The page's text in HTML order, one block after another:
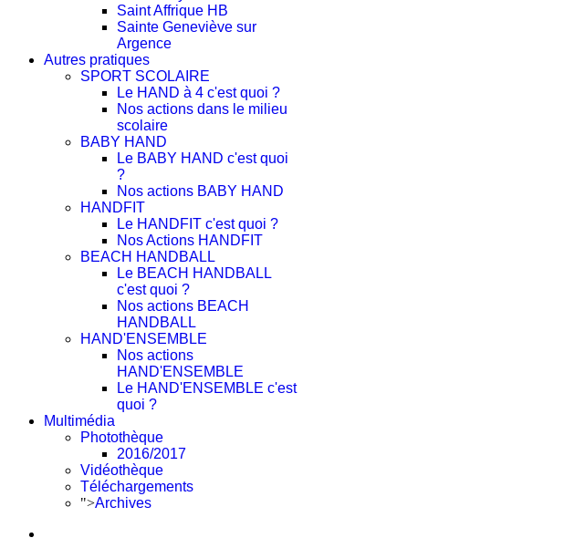
Saint Affrique HB
Sainte Geneviève sur
Argence
Autres pratiques
SPORT SCOLAIRE
Le HAND à 4 c'est quoi ?
Nos actions dans le milieu
scolaire
BABY HAND
Le BABY HAND c'est quoi
?
Nos actions BABY HAND
HANDFIT
Le HANDFIT c'est quoi ?
Nos Actions HANDFIT
BEACH HANDBALL
Le BEACH HANDBALL
c'est quoi ?
Nos actions BEACH
HANDBALL
HAND'ENSEMBLE
Nos actions
HAND'ENSEMBLE
Le HAND'ENSEMBLE c'est
quoi ?
Multimédia
Photothèque
2016/2017
Vidéothèque
Téléchargements
">Archives